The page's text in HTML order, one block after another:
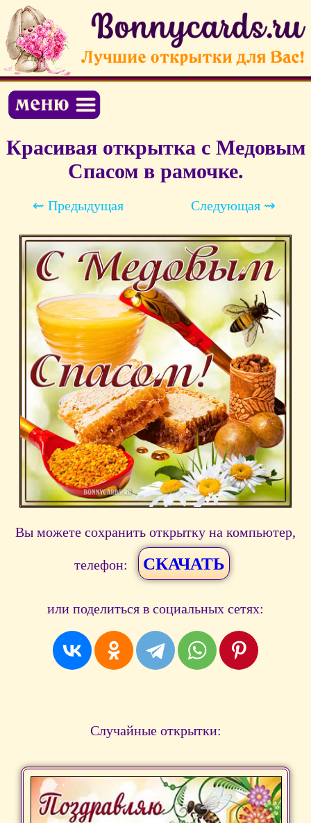
Красивая открытка с Медовым
Спасом в рамочке.
⇜ Предыдущая Следующая ⇝
Вы можете сохранить открытку на компьютер,
телефон: СКАЧАТЬ
или поделиться в социальных сетях:
Случайные открытки: